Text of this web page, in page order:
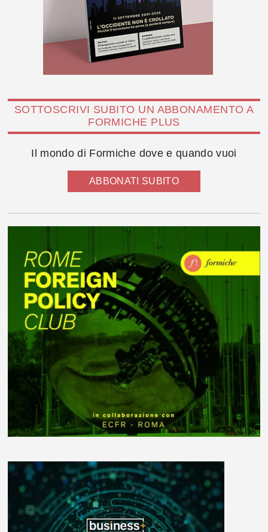
SOTTOSCRIVI SUBITO UN ABBONAMENTO A
FORMICHE PLUS
Il mondo di Formiche dove e quando vuoi
ABBONATI SUBITO